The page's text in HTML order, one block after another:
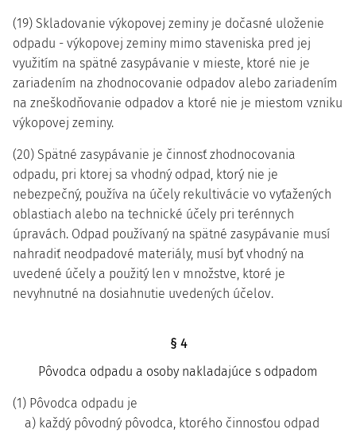
(19) Skladovanie výkopovej zeminy je dočasné uloženie
odpadu - výkopovej zeminy mimo staveniska pred jej
využitím na spätné zasypávanie v mieste, ktoré nie je
zariadením na zhodnocovanie odpadov alebo zariadením
na zneškodňovanie odpadov a ktoré nie je miestom vzniku
výkopovej zeminy.
(20) Spätné zasypávanie je činnosť zhodnocovania
odpadu, pri ktorej sa vhodný odpad, ktorý nie je
nebezpečný, používa na účely rekultivácie vo vyťažených
oblastiach alebo na technické účely pri terénnych
úpravách. Odpad používaný na spätné zasypávanie musí
nahradiť neodpadové materiály, musí byť vhodný na
uvedené účely a použitý len v množstve, ktoré je
nevyhnutné na dosiahnutie uvedených účelov.
§ 4
Pôvodca odpadu a osoby nakladajúce s odpadom
(1) Pôvodca odpadu je
a) každý pôvodný pôvodca, ktorého činnosťou odpad